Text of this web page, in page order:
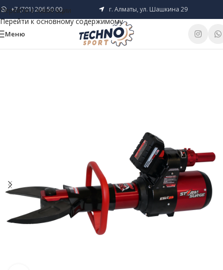
Перейти к навигации
Перейти к основному содержимому
+7 (701) 206 50 00 г. Алматы, ул. Шашкина 29
Меню